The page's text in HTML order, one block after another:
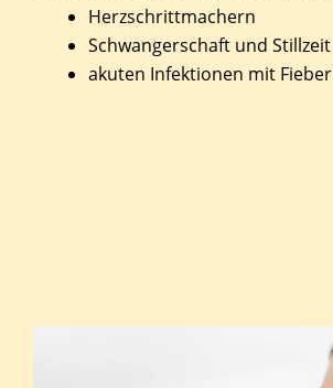
Herzschrittmachern
Schwangerschaft und Stillzeit
akuten Infektionen mit Fieber